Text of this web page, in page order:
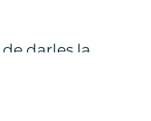
de darles la